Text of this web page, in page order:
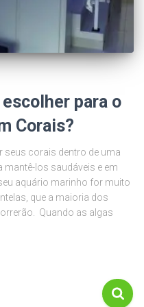
para o
Corais?
seus corais dentro de uma
mantê-los saudáveis ​​e em
aquário marinho for muito
que a maioria dos
Quando as algas